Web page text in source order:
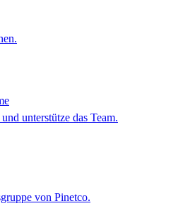
unterstütze das Team.
von Pinetco.